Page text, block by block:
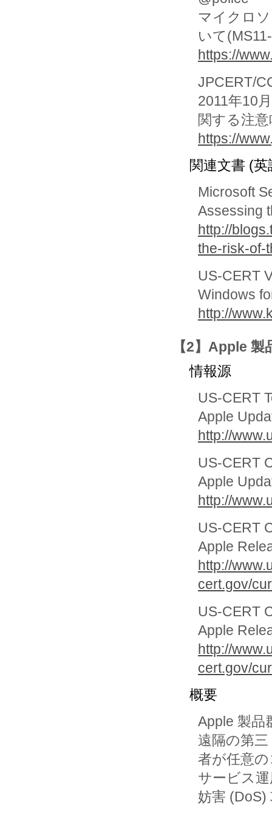
マイクロ
いて
https://
JPCERT/
2011年10
関する注
https://
関連文書 (英
Microsoft
Assessing
http://
the-risk-of-
US-CERT
Windows
http://
【2】Apple
情報源
US-CERT
Apple
http://
US-CERT
Apple
http://
US-CERT
Apple
http://
cert.gov/
US-CERT
Apple
http://
cert.gov/
概要
Apple 製品
遠隔の第三
者が任意
サービス
妨害 (DoS)